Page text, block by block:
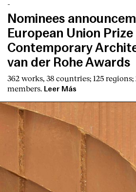
-
Nominees
European Union
Contemporary
van der Rohe Awards
362 works, 38 countries; 125
members. Leer Más